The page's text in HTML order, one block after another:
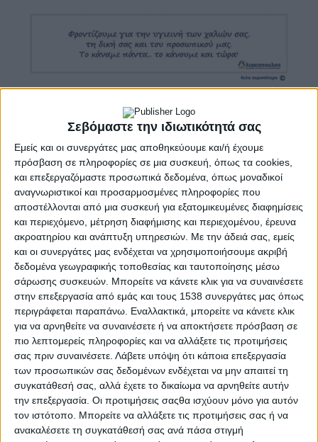
Σεβόμαστε την ιδιωτικότητά σας
Εμείς και οι συνεργάτες μας αποθηκεύουμε και/ή έχουμε
πρόσβαση σε πληροφορίες σε μια συσκευή, όπως τα cookies,
και επεξεργαζόμαστε προσωπικά δεδομένα, όπως μοναδικοί
αναγνωριστικοί και προσαρμοσμένες πληροφορίες που
αποστέλλονται από μια συσκευή για εξατομικευμένες διαφημίσεις
και περιεχόμενο, μέτρηση διαφήμισης και περιεχομένου, έρευνα
ακροατηρίου και ανάπτυξη υπηρεσιών. Με την άδειά σας, εμείς
και οι συνεργάτες μας ενδέχεται να χρησιμοποιήσουμε ακριβή
δεδομένα γεωγραφικής τοποθεσίας και ταυτοποίησης μέσω
σάρωσης συσκευών. Μπορείτε να κάνετε κλικ για να συναινέσετε
στην επεξεργασία από εμάς και τους 1538 συνεργάτες μας όπως
περιγράφεται παραπάνω. Εναλλακτικά, μπορείτε να κάνετε κλικ
για να αρνηθείτε να συναινέσετε ή να αποκτήσετε πρόσβαση σε
πιο λεπτομερείς πληροφορίες και να αλλάξετε τις προτιμήσεις
σας πριν συναινέσετε. Λάβετε υπόψη ότι κάποια επεξεργασία
των προσωπικών σας δεδομένων ενδέχεται να μην απαιτεί τη
συγκατάθεσή σας, αλλά έχετε το δικαίωμα να αρνηθείτε αυτήν
την επεξεργασία. Οι προτιμήσεις σαςθα ισχύουν μόνο για αυτόν
τον ιστότοπο. Μπορείτε να αλλάξετε τις προτιμήσεις σας ή να
ανακαλέσετε τη συγκατάθεσή σας ανά πάσα στιγμή
Σκηνοθεσία: Γιώργος Αρμένης
Πρωτότυπη Μουσική: Βασίλης Κονταξής
Ενδυματολογία: Κωνσταντίνος Γιαννιώτης
Σκηνογραφία: Κωνσταντίνος Γιαννιώτης
Φωτισμοί: Θοδωρής Γκόγκος
Φωτογραφίες: Παντελής Κονσολάκης
Τρέιλερ: Thanos Angelis
Γραφιστική Επιμέλεια: Playwalk
Διαχείριση Social Media: Γιάννης Βαλτινός.
Παρά τις υστερικές πιέσεις που δέχεται από την
κόρη του, φαίνεται να υπεκφεύγει συνεχώς από
την πραγματικότητα – ή τουλάχιστον έτσι
σκέφτεται το μπερδεμένο μυαλό της κόρης.
Μη μπορώντας κι αυτή να επικοινωνήσει με την
νέα πραγματικότητα, χάνεται. Ανίκανη πλέον να